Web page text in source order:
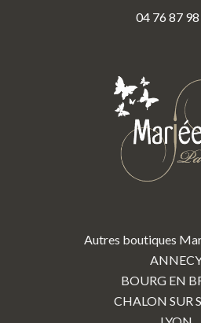
04 76 87
Autres boutiques
BOURG EN
CHALON SUR